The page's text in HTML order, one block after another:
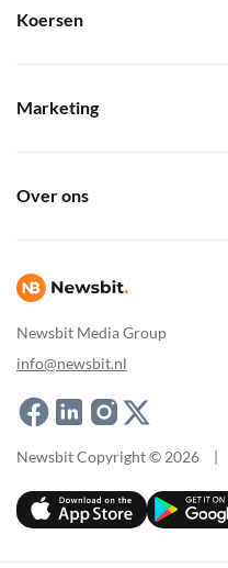
Newsbit Media Group
info@newsbit.nl
Koersen
Marketing
Over ons
Newsbit Copyright © 2026 |